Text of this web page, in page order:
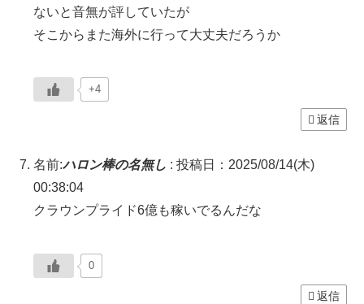
ないと音無が評していたが
そこからまた海外に行って大丈夫だろうか
+4
返信
名前:ハロン棒の名無し : 投稿日：2025/08/14(木)
00:38:04
クラウンプライド6億も稼いでるんだな
0
返信